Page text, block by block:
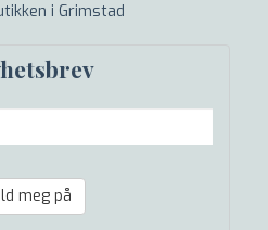
i Grimstad
meg på